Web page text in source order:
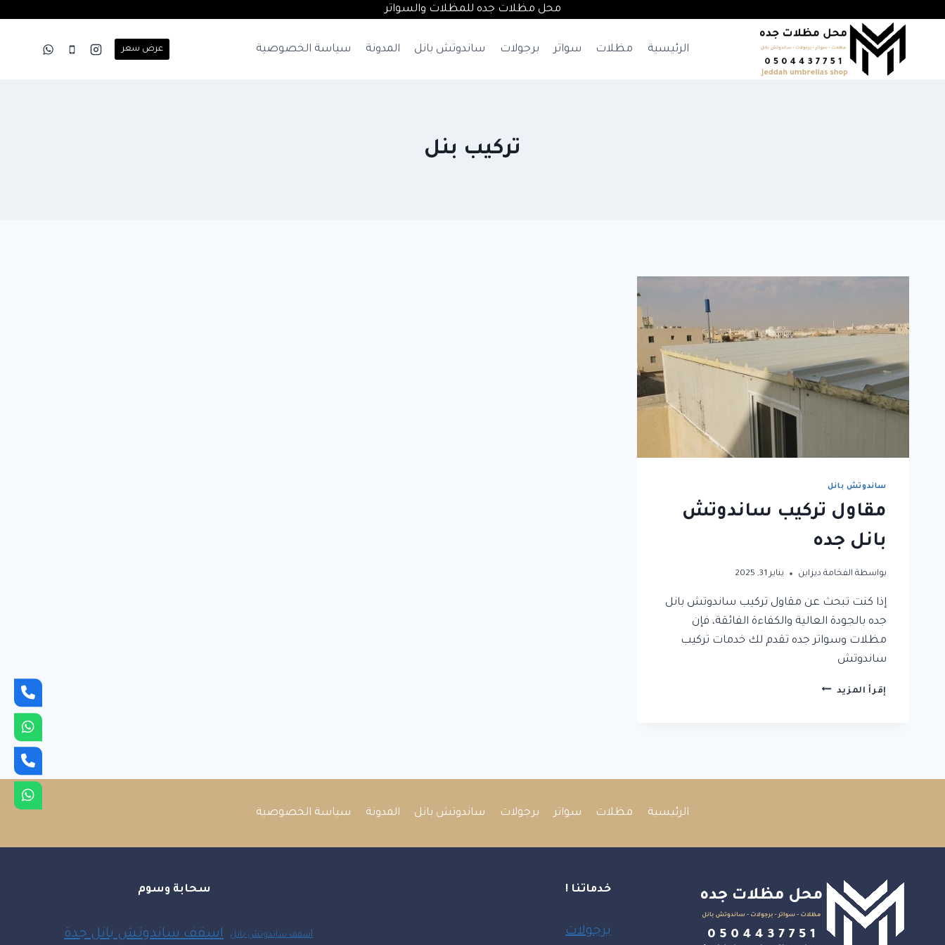
محل مظلات جده للمظلات والسواتر
الرئيسية مظلات سواتر برجولات ساندوتش بانل المدونة سياسة الخصوصية عرض سعر
تركيب بنل
ساندوتش بانل
مقاول تركيب ساندوتش
بانل جده
بواسطة الفخامة ديزاين يناير 31, 2025
إذا كنت تبحث عن مقاول تركيب ساندوتش بانل
جده بالجودة العالية والكفاءة الفائقة، فإن
مظلات وسواتر جده تقدم لك خدمات تركيب
ساندوتش
إقرأ المزيد مقاول
الرئيسية مظلات سواتر برجولات ساندوتش بانل المدونة سياسة الخصوصية
خدماتنا !
برجولات
سحابة وسوم
أسقف ساندوتش بانل اسقف ساندوتش بانل جدة